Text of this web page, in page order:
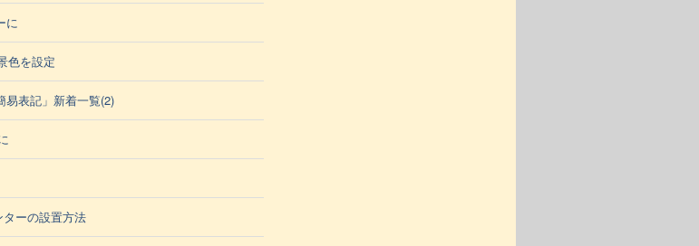
に
色を設定
易表記」新着一覧(2)
ーの設置方法